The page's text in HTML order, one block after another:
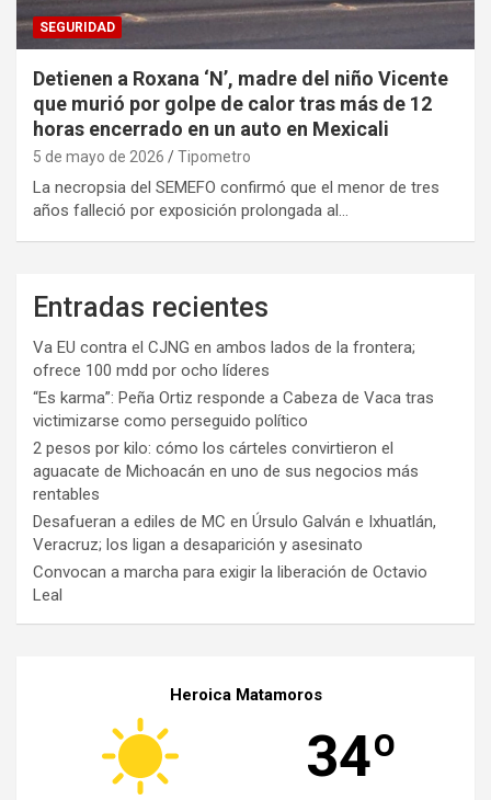
SEGURIDAD
Detienen a Roxana ‘N’, madre del niño Vicente
que murió por golpe de calor tras más de 12
horas encerrado en un auto en Mexicali
5 de mayo de 2026 Tipometro
La necropsia del SEMEFO confirmó que el menor de tres
años falleció por exposición prolongada al…
Entradas recientes
Va EU contra el CJNG en ambos lados de la frontera;
ofrece 100 mdd por ocho líderes
“Es karma”: Peña Ortiz responde a Cabeza de Vaca tras
victimizarse como perseguido político
2 pesos por kilo: cómo los cárteles convirtieron el
aguacate de Michoacán en uno de sus negocios más
rentables
Desafueran a ediles de MC en Úrsulo Galván e Ixhuatlán,
Veracruz; los ligan a desaparición y asesinato
Convocan a marcha para exigir la liberación de Octavio
Leal
Heroica Matamoros
34º